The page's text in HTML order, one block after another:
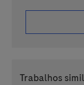
Trabalhos